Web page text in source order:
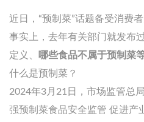
近日，“预制菜”话题备受消费
事实上，去年有关部门就发布
定义、
哪些食品不属于预制菜等
什么是预制菜？
2024年3月21日，市场监管总
强预制菜食品安全监管 促进产